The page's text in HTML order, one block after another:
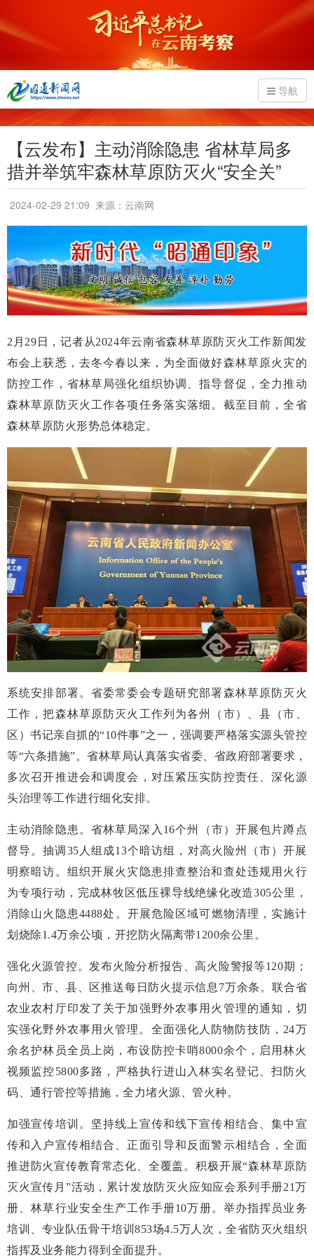
导航
【云发布】主动消除隐患 省林草局多
措并举筑牢森林草原防灭火“安全关”
2024-02-29 21:09 来源：云南网
2月29日，记者从2024年云南省森林草原防灭火工作新闻发
布会上获悉，去冬今春以来，为全面做好森林草原火灾的
防控工作，省林草局强化组织协调、指导督促，全力推动
森林草原防灭火工作各项任务落实落细。截至目前，全省
森林草原防火形势总体稳定。
系统安排部署。省委常委会专题研究部署森林草原防灭火
工作，把森林草原防灭火工作列为各州（市）、县（市、
区）书记亲自抓的“10件事”之一，强调要严格落实源头管控
等“六条措施”。省林草局认真落实省委、省政府部署要求，
多次召开推进会和调度会，对压紧压实防控责任、深化源
头治理等工作进行细化安排。
主动消除隐患。省林草局深入16个州（市）开展包片蹲点
督导。抽调35人组成13个暗访组，对高火险州（市）开展
明察暗访。组织开展火灾隐患排查整治和查处违规用火行
为专项行动，完成林牧区低压裸导线绝缘化改造305公里，
消除山火隐患4488处。开展危险区域可燃物清理，实施计
划烧除1.4万余公顷，开挖防火隔离带1200余公里。
强化火源管控。发布火险分析报告、高火险警报等120期；
向州、市、县、区推送每日防火提示信息7万余条。联合省
农业农村厅印发了关于加强野外农事用火管理的通知，切
实强化野外农事用火管理。全面强化人防物防技防，24万
余名护林员全员上岗，布设防控卡哨8000余个，启用林火
视频监控5800多路，严格执行进山入林实名登记、扫防火
码、通行管控等措施，全力堵火源、管火种。
加强宣传培训。坚持线上宣传和线下宣传相结合、集中宣
传和入户宣传相结合、正面引导和反面警示相结合，全面
推进防火宣传教育常态化、全覆盖。积极开展“森林草原防
灭火宣传月”活动，累计发放防灭火应知应会系列手册21万
册、林草行业安全生产工作手册10万册。举办指挥员业务
培训、专业队伍骨干培训853场4.5万人次，全省防灭火组织
指挥及业务能力得到全面提升。